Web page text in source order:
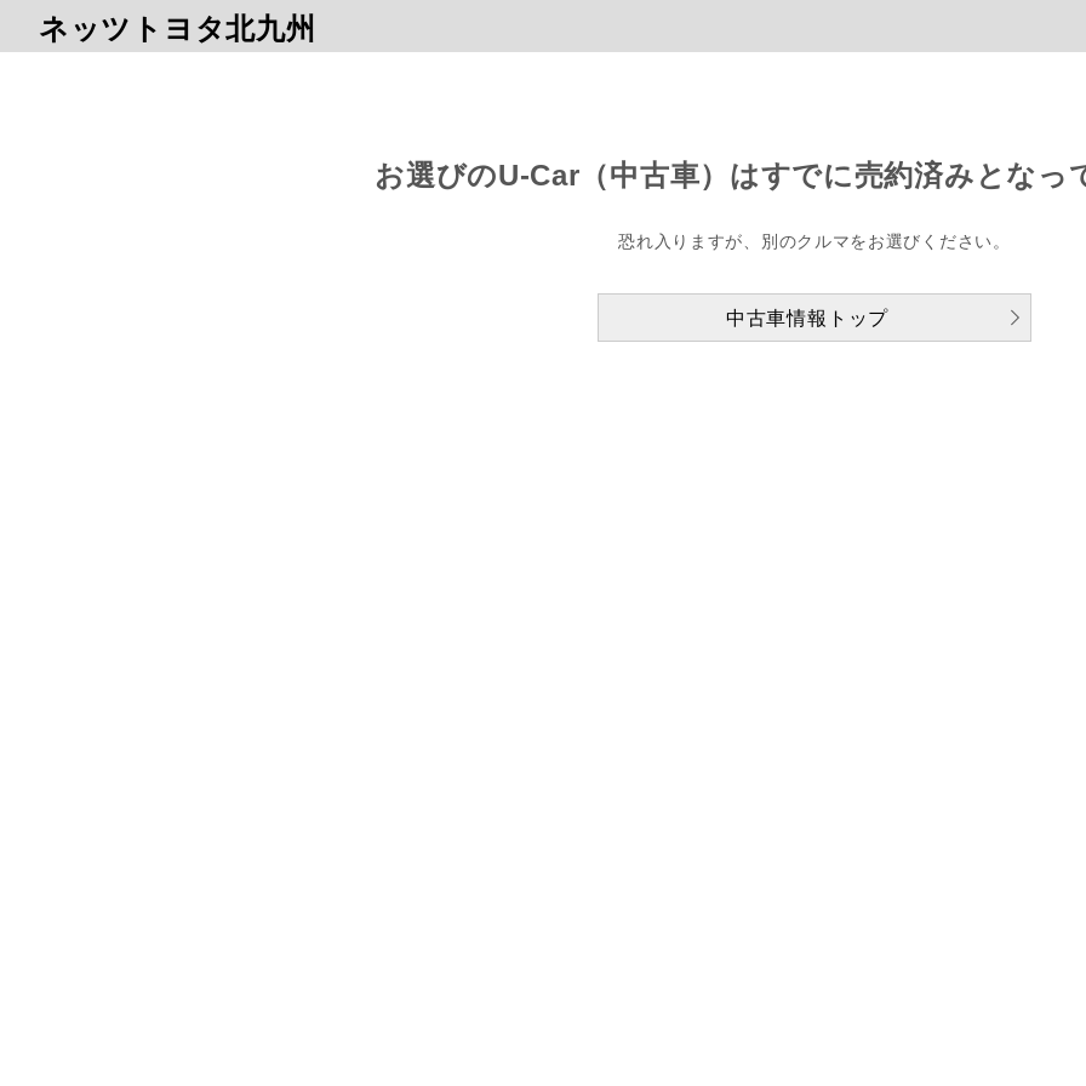
ネッツトヨタ北九州
お選びのU-Car（中古車）はすでに売約済みとなっ
恐れ入りますが、別のクルマをお選びください。
中古車情報トップ